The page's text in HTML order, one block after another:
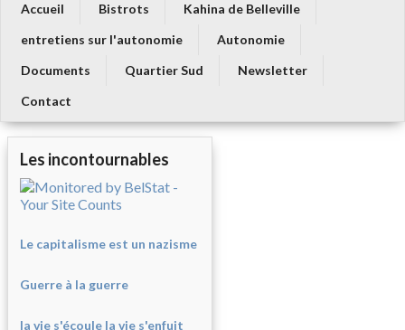
Accueil Bistrots
Kahina de Belleville
entretiens sur l'autonomie
Autonomie
Documents
Quartier Sud
Newsletter
Contact
Les incontournables
Le capitalisme est un nazisme
Guerre à la guerre
la vie s'écoule la vie s'enfuit